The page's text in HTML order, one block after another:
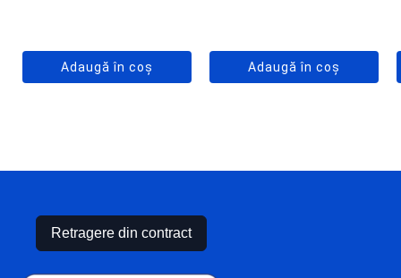
Adaugă în coș Adaugă în coș
Retragere din contract